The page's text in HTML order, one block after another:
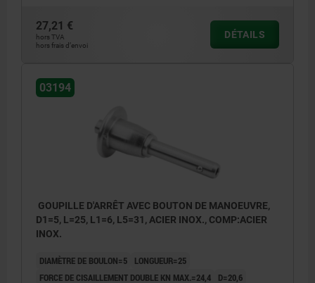
27,21 €
hors TVA
hors frais d’envoi
DÉTAILS
03194
GOUPILLE D'ARRÊT AVEC BOUTON DE MANOEUVRE,
D1=5, L=25, L1=6, L5=31, ACIER INOX., COMP:ACIER
INOX.
DIAMÈTRE DE BOULON=5
LONGUEUR=25
FORCE DE CISAILLEMENT DOUBLE KN MAX.=24,4
D=20,6